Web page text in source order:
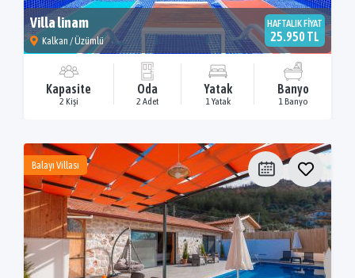
Villa linam
Kalkan / Üzümlü
HAFTALIK FİYAT
25.950 TL
Kapasite
2 Kişi
Oda
2 Adet
Yatak
1 Yatak
Banyo
1 Banyo
Balayı Villası